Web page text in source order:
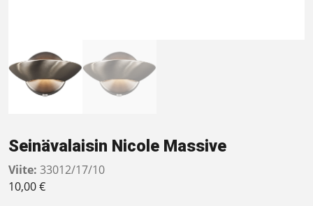
Seinävalaisin Nicole Massive
Viite: 33012/17/10
10,00€